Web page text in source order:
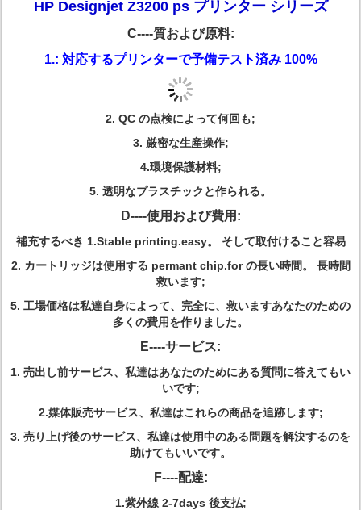
HP Designjet Z3200 ps プリンター シリーズ
C----質および原料:
1.: 対応するプリンターで予備テスト済み 100%
2. QC の点検によって何回も;
3. 厳密な生産操作;
4.環境保護材料;
5. 透明なプラスチックと作られる。
D----使用および費用:
補充するべき 1.Stable printing.easy。
そして取付けること容易
2. カートリッジは使用する permant chip.for の長い時間。 長時間
救います;
5. 工場価格は私達自身によって、完全に、救いますあなたのための
多くの費用を作りました。
E----サービス:
1. 売出し前サービス、私達はあなたのためにある質問に答えてもい
いです;
2.媒体販売サービス、私達はこれらの商品を追跡します;
3. 売り上げ後のサービス、私達は使用中のある問題を解決するのを
助けてもいいです。
F----配達:
1.紫外線 2-7days 後支払;